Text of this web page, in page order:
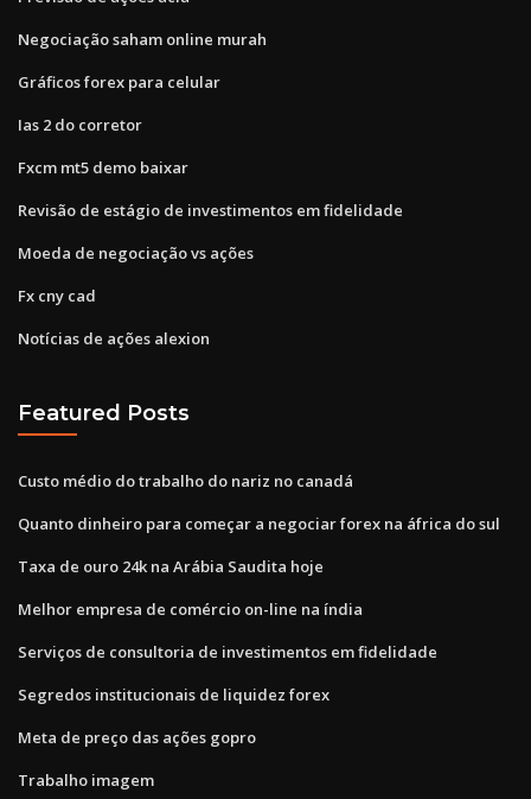
Negociação saham online murah
Gráficos forex para celular
Ias 2 do corretor
Fxcm mt5 demo baixar
Revisão de estágio de investimentos em fidelidade
Moeda de negociação vs ações
Fx cny cad
Notícias de ações alexion
Featured Posts
Custo médio do trabalho do nariz no canadá
Quanto dinheiro para começar a negociar forex na áfrica do sul
Taxa de ouro 24k na Arábia Saudita hoje
Melhor empresa de comércio on-line na índia
Serviços de consultoria de investimentos em fidelidade
Segredos institucionais de liquidez forex
Meta de preço das ações gopro
Trabalho imagem